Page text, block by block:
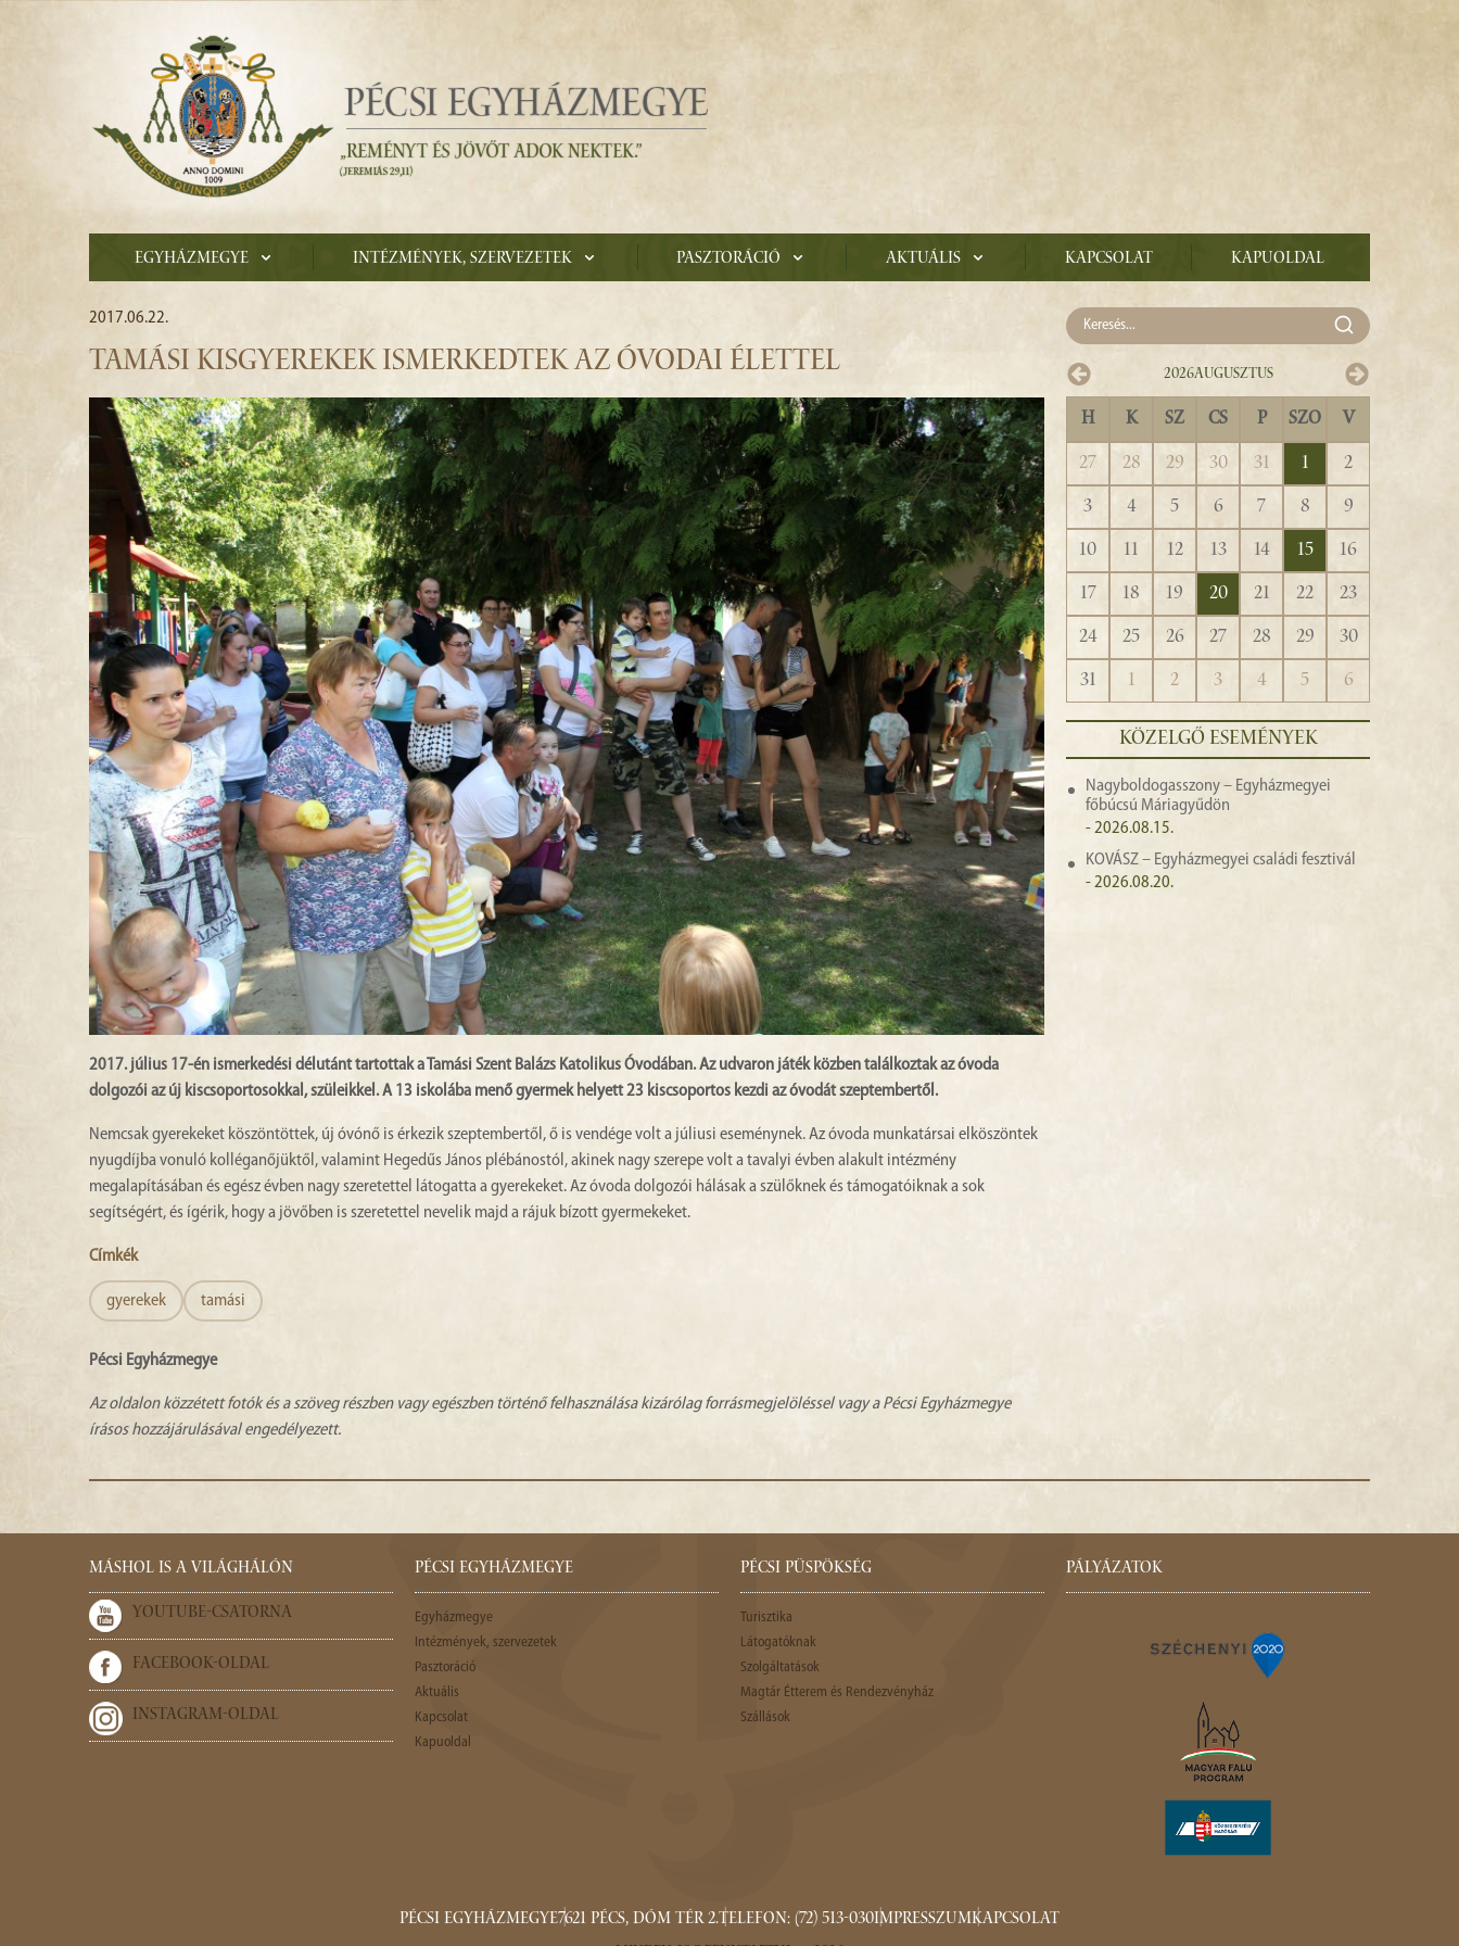
Egyházmegye Intézmények, szervezetek Pasztoráció Aktuális Kapcsolat Kapuoldal
2017.06.22.
TAMÁSI KISGYEREKEK ISMERKEDTEK AZ ÓVODAI ÉLETTEL
2017. július 17-én ismerkedési délutánt tartottak a Tamási Szent Balázs Katolikus Óvodában. Az udvaron játék közben találkoztak az óvoda
dolgozói az új kiscsoportosokkal, szüleikkel. A 13 iskolába menő gyermek helyett 23 kiscsoportos kezdi az óvodát szeptembertől.
Nemcsak gyerekeket köszöntöttek, új óvónő is érkezik szeptembertől, ő is vendége volt a júliusi eseménynek. Az óvoda munkatársai elköszöntek
nyugdíjba vonuló kolléganőjüktől, valamint Hegedűs János plébánostól, akinek nagy szerepe volt a tavalyi évben alakult intézmény
megalapításában és egész évben nagy szeretettel látogatta a gyerekeket. Az óvoda dolgozói hálásak a szülőknek és támogatóiknak a sok
segítségért, és ígérik, hogy a jövőben is szeretettel nevelik majd a rájuk bízott gyermekeket.
Címkék
gyerekek tamási
Pécsi Egyházmegye
Az oldalon közzétett fotók és a szöveg részben vagy egészben történő felhasználása kizárólag forrásmegjelöléssel vagy a Pécsi Egyházmegye
írásos hozzájárulásával engedélyezett.
2026Augusztus
H K SZ CS P SZO V
27 28 29 30 31 1
2
3
4 5 6 7 8
9
10
11 12 13 14 15
16
17
18 19 20 21 22
23
24
25 26 27 28 29
30
31
1 2 3 4 5 6
KÖZELGŐ ESEMÉNYEK
Nagyboldogasszony – Egyházmegyei
főbúcsú Máriagyűdön
- 2026.08.15.
KOVÁSZ – Egyházmegyei családi fesztivál
- 2026.08.20.
MÁSHOL IS A VILÁGHÁLÓN
YOUTUBE-CSATORNA
FACEBOOK-OLDAL
INSTAGRAM-OLDAL
PÉCSI EGYHÁZMEGYE
Egyházmegye
Intézmények, szervezetek
Pasztoráció
Aktuális
Kapcsolat
Kapuoldal
PÉCSI PÜSPÖKSÉG
Turisztika
Látogatóknak
Szolgáltatások
Magtár Étterem és Rendezvényház
Szállások
PÁLYÁZATOK
PÉCSI EGYHÁZMEGYE7621 PÉCS, DÓM TÉR 2.TELEFON: (72) 513-030IMPRESSZUMKAPCSOLAT